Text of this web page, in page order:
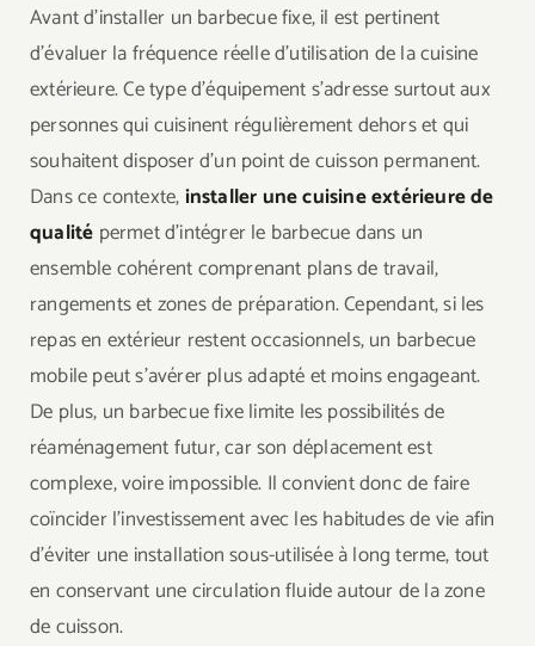
Avant d’installer un barbecue fixe, il est pertinent
d’évaluer la fréquence réelle d’utilisation de la cuisine
extérieure. Ce type d’équipement s’adresse surtout aux
personnes qui cuisinent régulièrement dehors et qui
souhaitent disposer d’un point de cuisson permanent.
Dans ce contexte,installer une cuisine extérieure de
qualité permet d’intégrer le barbecue dans un
ensemble cohérent comprenant plans de travail,
rangements et zones de préparation. Cependant, si les
repas en extérieur restent occasionnels, un barbecue
mobile peut s’avérer plus adapté et moins engageant.
De plus, un barbecue fixe limite les possibilités de
réaménagement futur, car son déplacement est
complexe, voire impossible. Il convient donc de faire
coïncider l’investissement avec les habitudes de vie afin
d’éviter une installation sous-utilisée à long terme, tout
en conservant une circulation fluide autour de la zone
de cuisson.